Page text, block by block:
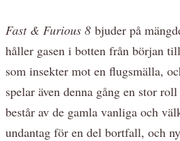
Fast & Furious 8 bjuder på
håller gasen i botten från början
som insekter mot en flugsmälla,
spelar även denna gång en stor
består av de gamla vanliga och
undantag för en del bortfall, och